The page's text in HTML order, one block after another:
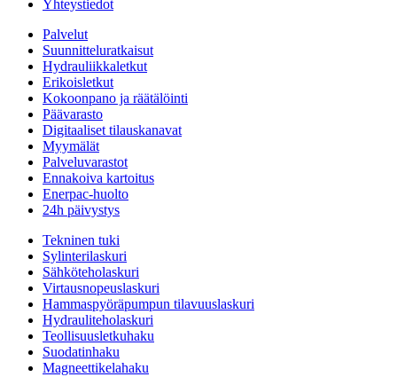
Yhteystiedot
Palvelut
Suunnitteluratkaisut
Hydrauliikkaletkut
Erikoisletkut
Kokoonpano ja räätälöinti
Päävarasto
Digitaaliset tilauskanavat
Myymälät
Palveluvarastot
Ennakoiva kartoitus
Enerpac-huolto
24h päivystys
Tekninen tuki
Sylinterilaskuri
Sähköteholaskuri
Virtausnopeuslaskuri
Hammaspyöräpumpun tilavuuslaskuri
Hydrauliteholaskuri
Teollisuusletkuhaku
Suodatinhaku
Magneettikelahaku